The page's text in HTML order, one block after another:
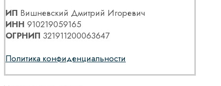
ИП Вишневский Дмитрий Игоревич
ИНН 910219059165
ОГРНИП 321911200063647
Политика конфиденциальности